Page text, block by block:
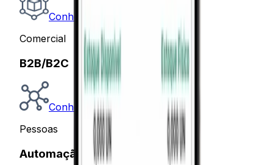
Conhecer
Comercial
B2B/B2C
Conhecer
Pessoas
Automação de Escritórios